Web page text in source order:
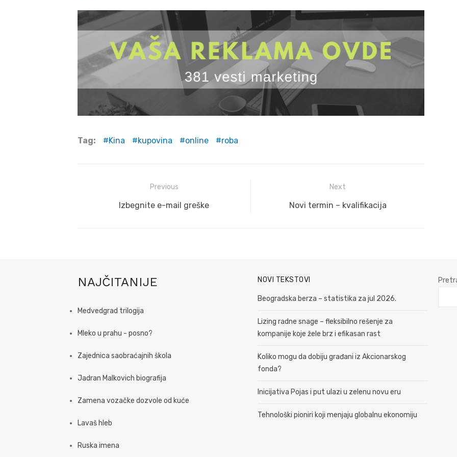
Tag: Kina kupovina online roba
navigation
Previous
Previous
Izbegnite e-mail greške
Next
Next
Novi termin – kvalifikacija
NAJČITANIJE
Medvedgrad trilogija
Mleko u prahu - posno?
Zajednica saobraćajnih škola
Jadran Malkovich biografija
Zamena vozačke dozvole od kuće
Lavaš hleb
Ruska imena
NOVI TEKSTOVI
Beogradska berza – statistika za jul 2026.
Lizing radne snage – fleksibilno rešenje za
kompanije koje žele brz i efikasan rast
Koliko mogu da dobiju građani iz Akcionarskog
fonda?
Inicijativa Pojas i put ulazi u zelenu novu eru
Tehnološki pioniri koji menjaju globalnu ekonomiju